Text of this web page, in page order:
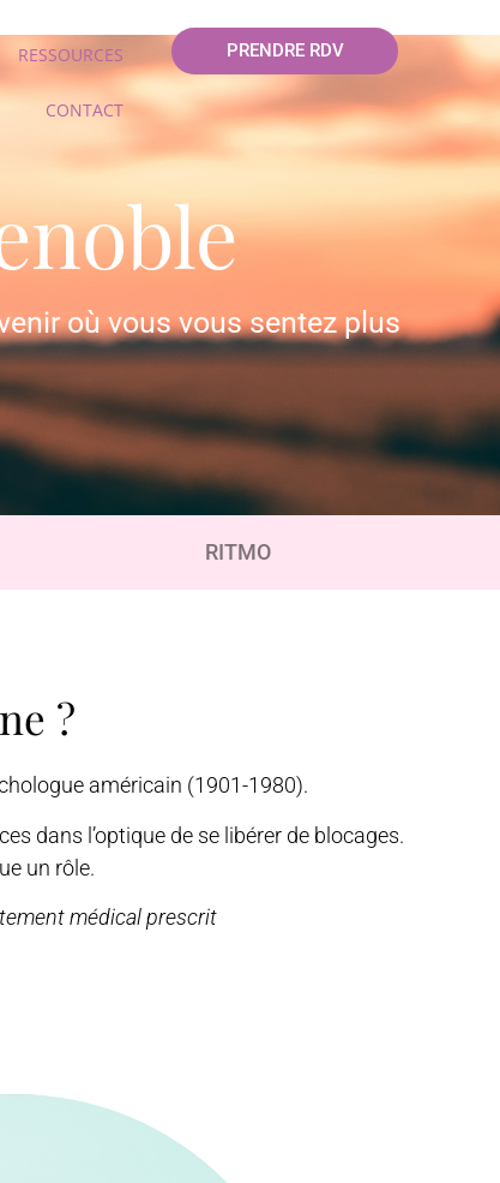
RESSOURCES
CONTACT
PRENDRE RDV
où vous vous sentez plus
RITMO
?
américain (1901-1980).
dans l’optique de se libérer de blocages.
un rôle.
médical prescrit